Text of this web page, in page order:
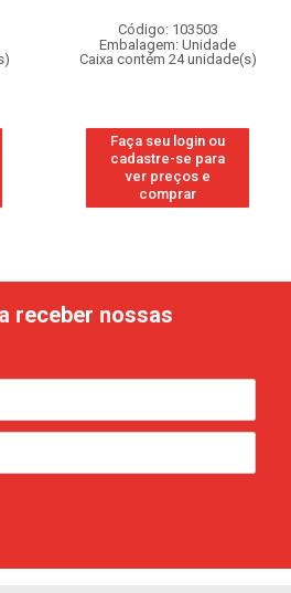
Código: 103503
Embalagem: Unidade
Caixa contém 24 unidade(s)
Faça seu login ou
cadastre-se para
ver preços e
comprar
receber nossas